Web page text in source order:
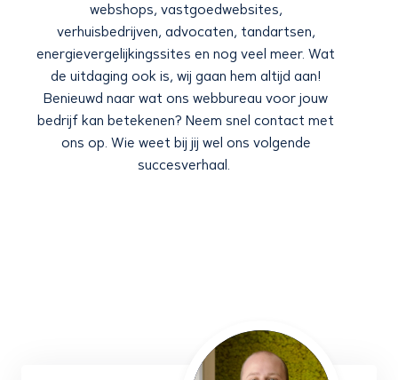
webshops, vastgoedwebsites,
verhuisbedrijven, advocaten, tandartsen,
energievergelijkingssites en nog veel meer. Wat
de uitdaging ook is, wij gaan hem altijd aan!
Benieuwd naar wat ons webbureau voor jouw
bedrijf kan betekenen? Neem snel contact met
ons op. Wie weet bij jij wel ons volgende
succesverhaal.